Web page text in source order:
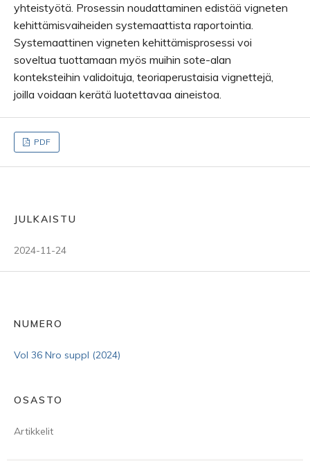
yhteistyötä. Prosessin noudattaminen edistää vigneten
kehittämisvaiheiden systemaattista raportointia.
Systemaattinen vigneten kehittämisprosessi voi
soveltua tuottamaan myös muihin sote-alan
konteksteihin validoituja, teoriaperustaisia vignettejä,
joilla voidaan kerätä luotettavaa aineistoa.
PDF
JULKAISTU
2024-11-24
NUMERO
Vol 36 Nro suppl (2024)
OSASTO
Artikkelit